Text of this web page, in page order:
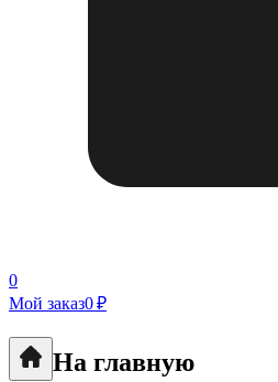
0
Мой заказ0 ₽
На главную